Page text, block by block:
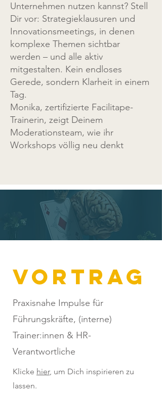
Unternehmen nutzen kannst? Stell
Dir vor: Strategieklausuren und
Innovationsmeetings, in denen
komplexe Themen sichtbar
werden – und alle aktiv
mitgestalten. Kein endloses
Gerede, sondern Klarheit in einem
Tag.
Monika, zertifizierte Facilitape-
Trainerin, zeigt Deinem
Moderationsteam, wie ihr
Workshops völlig neu denkt
Vortrag
Praxisnahe Impulse für
Führungskräfte, (interne)
Trainer:innen & HR-
Verantwortliche
Klicke hier, um Dich inspirieren zu
lassen.